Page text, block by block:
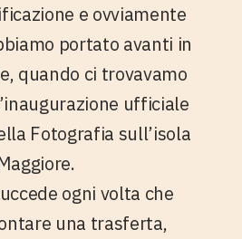
e ovviamente
portato avanti in
quando ci trovavamo
ufficiale
Fotografia sull’isola
ogni volta che
una trasferta,